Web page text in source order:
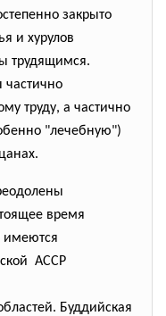
закрыто
и хурулов
трудящимся.
труду, а частично
"лечебную")
время
имеются
АССР
Буддийская